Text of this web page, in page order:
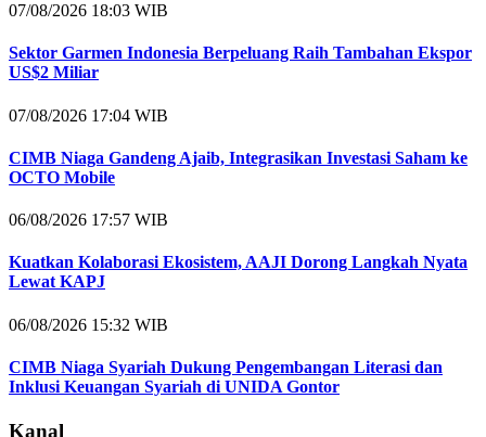
07/08/2026 18:03 WIB
Sektor Garmen Indonesia Berpeluang Raih Tambahan Ekspor
US$2 Miliar
07/08/2026 17:04 WIB
CIMB Niaga Gandeng Ajaib, Integrasikan Investasi Saham ke
OCTO Mobile
06/08/2026 17:57 WIB
Kuatkan Kolaborasi Ekosistem, AAJI Dorong Langkah Nyata
Lewat KAPJ
06/08/2026 15:32 WIB
CIMB Niaga Syariah Dukung Pengembangan Literasi dan
Inklusi Keuangan Syariah di UNIDA Gontor
Kanal